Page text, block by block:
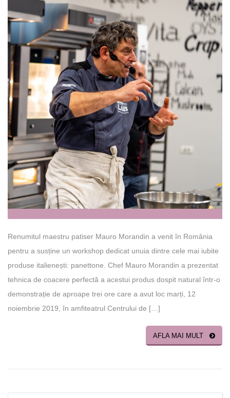
Renumitul maestru patiser Mauro Morandin a venit în România
pentru a susține un workshop dedicat unuia dintre cele mai iubite
produse italienești: panettone. Chef Mauro Morandin a prezentat
tehnica de coacere perfectă a acestui produs dospit natural într-o
demonstrație de aproape trei ore care a avut loc marți, 12
noiembrie 2019, în amfiteatrul Centrului de […]
AFLA MAI MULT